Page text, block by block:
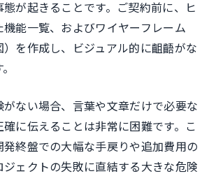
が起きることです。ご契約前に、ヒ
能一覧、およびワイヤーフレーム
）を作成し、ビジュアル的に齟齬がな
ない場合、言葉や文章だけで必要な
に伝えることは非常に困難です。こ
終盤での大幅な手戻りや追加費用の
ェクトの失敗に直結する大きな危険